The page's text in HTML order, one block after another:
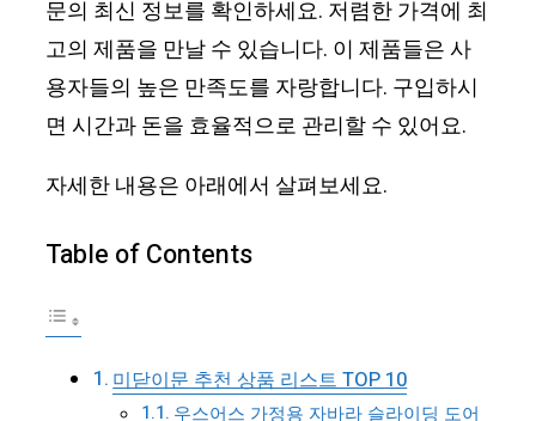
문의 최신 정보를 확인하세요. 저렴한 가격에 최
고의 제품을 만날 수 있습니다. 이 제품들은 사
용자들의 높은 만족도를 자랑합니다. 구입하시
면 시간과 돈을 효율적으로 관리할 수 있어요.
자세한 내용은 아래에서 살펴보세요.
Table of Contents
미닫이문 추천 상품 리스트 TOP 10
우스어스 가정용 자바라 슬라이딩 도어